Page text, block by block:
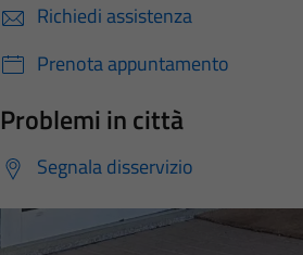
Richiedi assistenza
Prenota appuntamento
Problemi in città
Segnala disservizio